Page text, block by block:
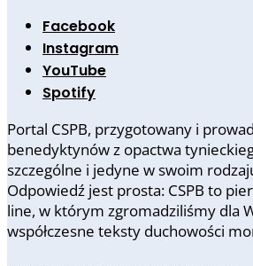
Facebook
Instagram
YouTube
Spotify
Portal CSPB, przygotowany i
benedyktynów z opactwa
szczególne i jedyne w swoim
Odpowiedź jest prosta: CSPB to
line, w którym zgromadziliśmy dla
współczesne teksty duchowości